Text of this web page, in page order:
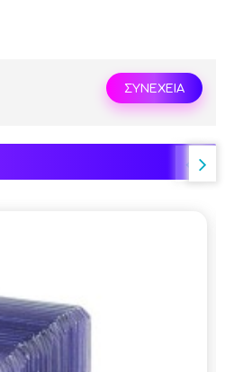
ΣΥΝΕΧΕΙΑ